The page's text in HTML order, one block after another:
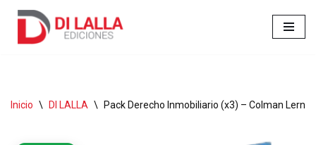
Inicio \ DI LALLA \ Pack Derecho Inmobiliario (x3) – Colman